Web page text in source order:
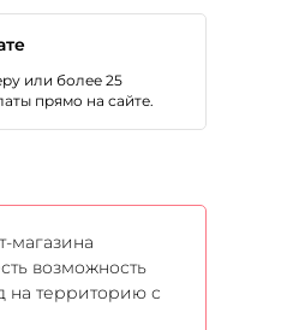
или более 25
прямо на сайте.
магазина
возможность
на территорию с